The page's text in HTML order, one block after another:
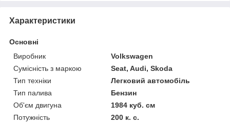
Характеристики
Основні
Виробник
Volkswagen
Сумісність з маркою
Seat, Audi, Skoda
Тип техніки
Легковий автомобіль
Тип палива
Бензин
Об'єм двигуна
1984 куб. см
Потужність
200 к. с.